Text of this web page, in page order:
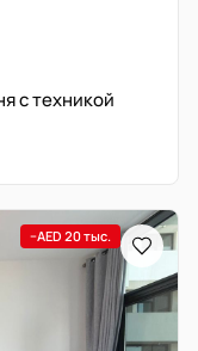
с техникой
−AED 20 тыс.